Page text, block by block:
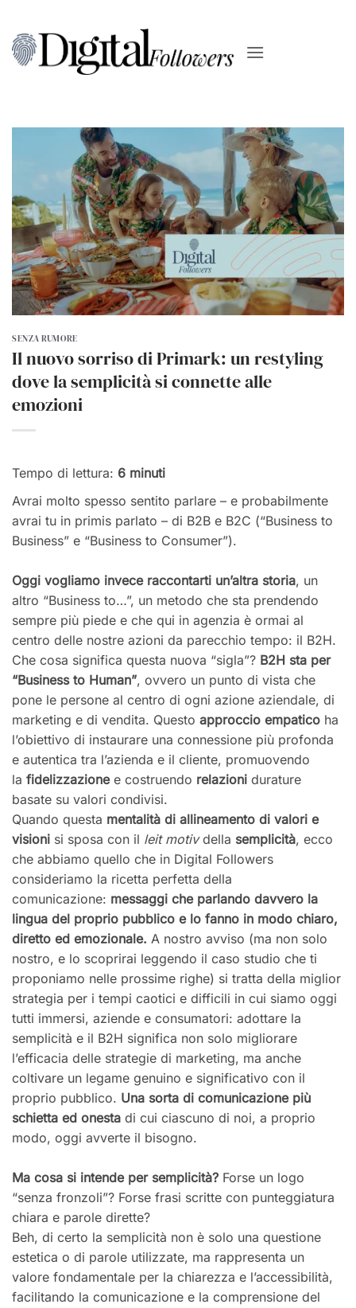
contenuti
SENZA RUMORE
Il nuovo sorriso di Primark: un restyling
dove la semplicità si connette alle
emozioni
Tempo di lettura: 6 minuti
Avrai molto spesso sentito parlare – e probabilmente
avrai tu in primis parlato – di B2B e B2C (“Business to
Business” e “Business to Consumer”).
Oggi vogliamo invece raccontarti un’altra storia, un
altro “Business to…”, un metodo che sta prendendo
sempre più piede e che qui in agenzia è ormai al
centro delle nostre azioni da parecchio tempo: il B2H.
Che cosa significa questa nuova “sigla”? B2H sta per
“Business to Human”, ovvero un punto di vista che
pone le persone al centro di ogni azione aziendale, di
marketing e di vendita. Questo approccio empatico ha
l’obiettivo di instaurare una connessione più profonda
e autentica tra l’azienda e il cliente, promuovendo
la fidelizzazionee costruendo relazioni durature
basate su valori condivisi.
Quando questa mentalità di allineamento di valori e
visioni si sposa con il leit motivdella semplicità, ecco
che abbiamo quello che in Digital Followers
consideriamo la ricetta perfetta della
comunicazione: messaggi che parlando davvero la
lingua del proprio pubblico e lo fanno in modo chiaro,
diretto ed emozionale. A nostro avviso (ma non solo
nostro, e lo scoprirai leggendo il caso studio che ti
proponiamo nelle prossime righe) si tratta della miglior
strategia per i tempi caotici e difficili in cui siamo oggi
tutti immersi, aziende e consumatori: adottare la
semplicità e il B2H significa non solo migliorare
l’efficacia delle strategie di marketing, ma anche
coltivare un legame genuino e significativo con il
proprio pubblico. Una sorta di comunicazione più
schietta ed onesta di cui ciascuno di noi, a proprio
modo, oggi avverte il bisogno.
Ma cosa si intende per semplicità? Forse un logo
“senza fronzoli”? Forse frasi scritte con punteggiatura
chiara e parole dirette?
Beh, di certo la semplicità non è solo una questione
estetica o di parole utilizzate, ma rappresenta un
valore fondamentale per la chiarezza e l’accessibilità,
facilitando la comunicazione e la comprensione del